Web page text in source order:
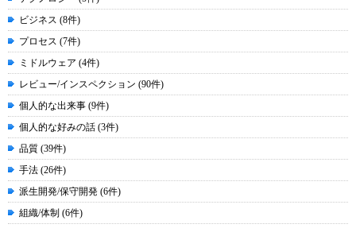
ビジネス (8件)
プロセス (7件)
ミドルウェア (4件)
レビュー/インスペクション (90件)
個人的な出来事 (9件)
個人的な好みの話 (3件)
品質 (39件)
手法 (26件)
派生開発/保守開発 (6件)
組織/体制 (6件)